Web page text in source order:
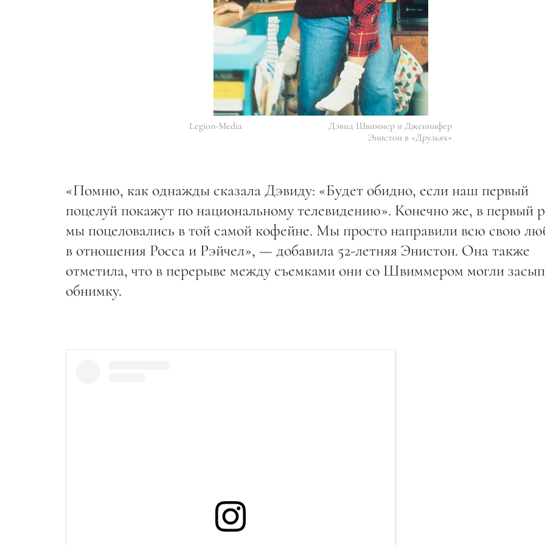
Legion-Media
Дэвид Швиммер и Дженнифер
Энистон в «Друзьях»
«Помню, как однажды сказала Дэвиду: «Будет обидно, если наш первый
поцелуй покажут по национальному телевидению». Конечно же, в первый
мы поцеловались в той самой кофейне. Мы просто направили всю свою
в отношения Росса и Рэйчел», — добавила 52-летняя Энистон. Она также
отметила, что в перерыве между съемками они со Швиммером могли
обнимку.